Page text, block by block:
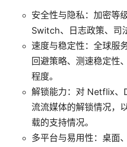
安全性与隐私：加密等
Switch、日志政策、司
速度与稳定性：全球服
回避策略、测速稳定性
程度。
解锁能力：对 Netflix、
流流媒体的解锁情况，
载的支持情况。
多平台与易用性：桌面